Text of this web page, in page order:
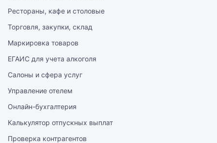
Рестораны, кафе и столовые
Торговля, закупки, склад
Маркировка товаров
ЕГАИС для учета алкоголя
Салоны и сфера услуг
Управление отелем
Онлайн-бухгалтерия
Калькулятор отпускных выплат
Проверка контрагентов